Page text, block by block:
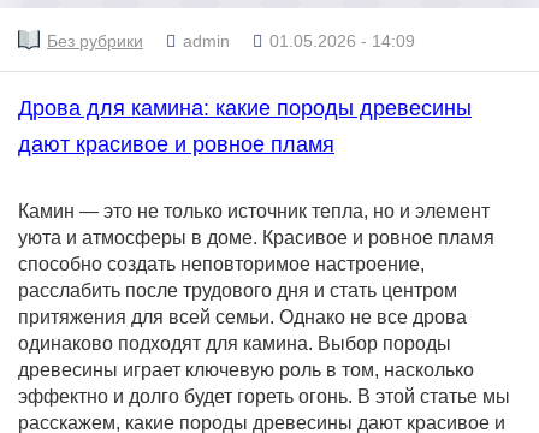
Без рубрики admin 01.05.2026 - 14:09
Дрова для камина: какие породы древесины
дают красивое и ровное пламя
Камин — это не только источник тепла, но и элемент
уюта и атмосферы в доме. Красивое и ровное пламя
способно создать неповторимое настроение,
расслабить после трудового дня и стать центром
притяжения для всей семьи. Однако не все дрова
одинаково подходят для камина. Выбор породы
древесины играет ключевую роль в том, насколько
эффектно и долго будет гореть огонь. В этой статье мы
расскажем, какие породы древесины дают красивое и